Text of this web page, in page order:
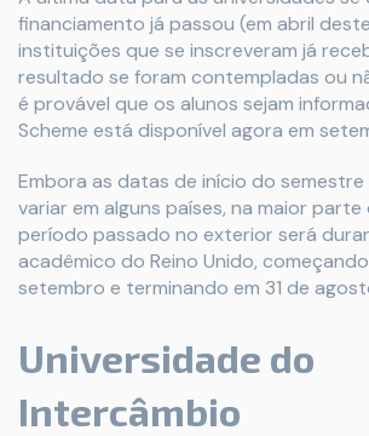
financiamento já passou (em abril
instituições que se inscreveram já
resultado se foram contempladas ou
é provável que os alunos sejam
Scheme está disponível agora em
Embora as datas de início do
variar em alguns países, na maior
período passado no exterior será
acadêmico do Reino Unido, começando
setembro e terminando em 31 de
Universidade do
Intercâmbio